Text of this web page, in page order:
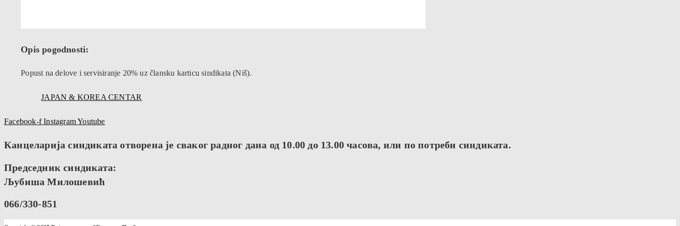
Opis pogodnosti:
Popust na delove i servisiranje 20% uz člansku karticu sindikata (Niš).
JAPAN & KOREA CENTAR
Facebook-f InstagramYoutube
Канцеларија синдиката отворена је сваког радног дана од 10.00 до 13.00 часова, или по потреби синдиката.
Председник синдиката:
Љубиша Милошевић
066/330-851